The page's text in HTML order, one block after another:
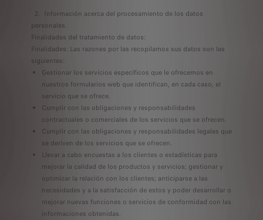
2. Información acerca del procesamiento de los datos
personales.
Finalidades del tratamiento de datos:
Finalidades: Las razones por las recopilamos sus datos son las
siguientes:
Gestionar los servicios específicos que le ofrecemos en
nuestros formularios web que identifican, en cada caso, el
servicio que se ofrece.
Cumplir con las obligaciones y responsabilidades
contractuales o comerciales de los servicios que se ofrecen.
Cumplir con las obligaciones y responsabilidades legales que
se deriven de los servicios que se ofrecen.
Llevar a cabo encuestas a los clientes o estadísticas para
mejorar la calidad de los productos y servicios; gestionar y
optimizar la relación con los clientes; anticiparse a las
necesidades y a la satisfacción de estos y poder desarrollar o
mejorar nuevas funciones o servicios de conformidad con las
informaciones obtenidas.